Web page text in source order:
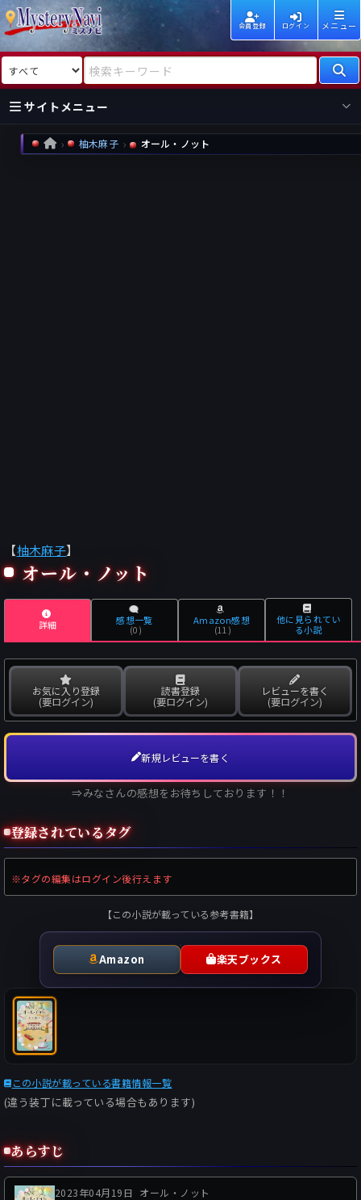
会員登録 ログイン メニュー
検索対象 検索キーワード
サイトメニュー
国内
海外
HOME 柚木麻子 オール・ノット
【柚木麻子】
オール・ノット
詳細 感想一覧
(0)
Amazon感想
(11)
他に見られてい
る小説
お気に入り登録
(要ログイン)
読書登録
(要ログイン)
レビューを書く
(要ログイン)
新規レビューを書く
⇒みなさんの感想をお待ちしております！！
登録されているタグ
※タグの編集はログイン後行えます
【この小説が載っている参考書籍】
Amazon 楽天ブックス
この小説が載っている書籍情報一覧
(違う装丁に載っている場合もあります)
あらすじ
2023年04月19日 オール・ノット